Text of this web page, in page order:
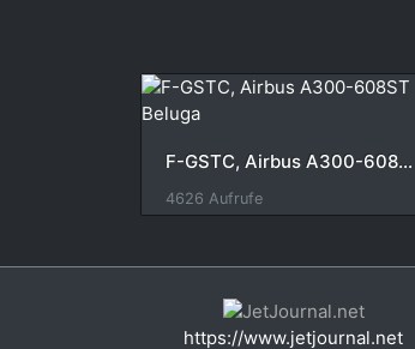
F-GSTC, Airbus A300-608ST Beluga
4626 Aufrufe
https://www.jetjournal.net